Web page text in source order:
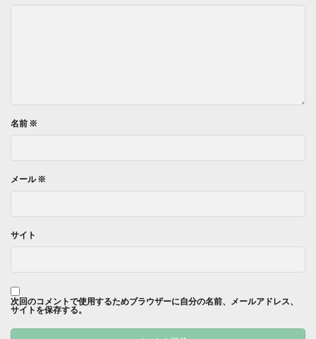
名前 ※
メール※
サイト
次回のコメントで使用するためブラウザーに自分の名前、メールアドレス、
サイトを保存する。